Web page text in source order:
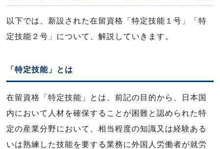
以下では、新設された在留資格「特定技能１号」「特
定技能２号」について、解説していきます。
「特定技能」とは
在留資格「特定技能」とは、前記の目的から、日本国
内において人材を確保することが困難と認められた特
定の産業分野において、相当程度の知識又は経験ある
いは熟練した技能を要する業務に外国人労働者が就労